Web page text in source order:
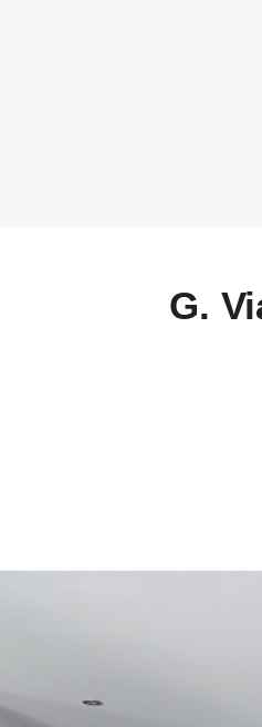
G.